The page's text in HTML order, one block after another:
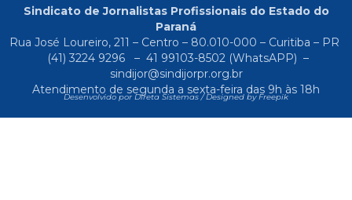
Sindicato de Jornalistas Profissionais do Estado do
Paraná
Rua José Loureiro, 211 – Centro – 80.010-000 – Curitiba – PR
(41) 3224 9296
– 41 99103-8502(WhatsAPP) –
sindijor@sindijorpr.org.br
Atendimento de segunda a sexta-feira das 9h às 18h
Desenvolvido por Direta Sistemas /Designed by Freepik